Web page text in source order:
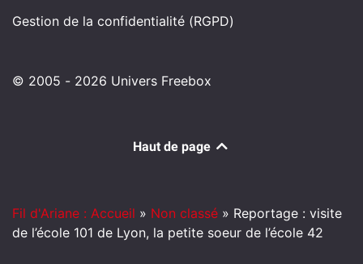
Gestion de la confidentialité (RGPD)
© 2005 - 2026 Univers Freebox
Haut de page
Fil d'Ariane : Accueil » Non classé » Reportage : visite
de l’école 101 de Lyon, la petite soeur de l’école 42